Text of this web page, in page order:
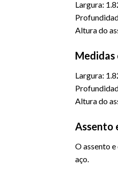
Largura:
Altura do
Medidas
Largura:
Altura do
Assento
O assento
aço.